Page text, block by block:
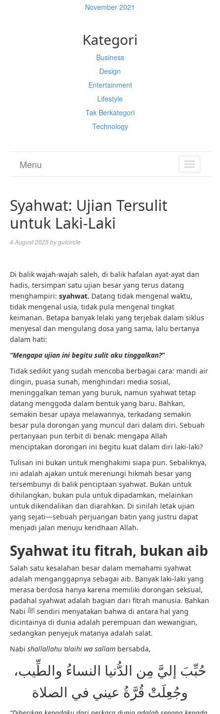
November 2021
Kategori
Business
Design
Entertainment
Lifestyle
Tak Berkategori
Technology
TOGGLE
Menu
Syahwat: Ujian Tersulit
untuk Laki-Laki
4 August 2025bygulcircle
Di balik wajah-wajah saleh, di balik hafalan ayat-ayat dan
hadis, tersimpan satu ujian besar yang terus datang
menghampiri: syahwat. Datang tidak mengenal waktu,
tidak mengenal usia, tidak pula mengenal tingkat
keimanan. Betapa banyak lelaki yang terjebak dalam siklus
menyesal dan mengulang dosa yang sama, lalu bertanya
dalam hati:
“Mengapa ujian ini begitu sulit aku tinggalkan?”
Tidak sedikit yang sudah mencoba berbagai cara: mandi air
dingin, puasa sunah, menghindari media sosial,
meninggalkan teman yang buruk, namun syahwat tetap
datang menggoda dalam bentuk yang baru. Bahkan,
semakin besar upaya melawannya, terkadang semakin
besar pula dorongan yang muncul dari dalam diri. Sebuah
pertanyaan pun terbit di benak: mengapa Allah
menciptakan dorongan ini begitu kuat dalam diri laki-laki?
Tulisan ini bukan untuk menghakimi siapa pun. Sebaliknya,
ini adalah ajakan untuk merenungi hikmah besar yang
tersembunyi di balik penciptaan syahwat. Bukan untuk
dihilangkan, bukan pula untuk dipadamkan, melainkan
untuk dikendalikan dan diarahkan. Di sinilah letak ujian
yang sejati—sebuah perjuangan batin yang justru dapat
menjadi jalan menuju keridhaan Allah.
Syahwat itu fitrah, bukan aib
Salah satu kesalahan besar dalam memahami syahwat
adalah menganggapnya sebagai aib. Banyak laki-laki yang
merasa berdosa hanya karena memiliki dorongan seksual,
padahal syahwat adalah bagian dari fitrah manusia. Bahkan
Nabi ﷺ sendiri menyatakan bahwa di antara hal yang
dicintainya di dunia adalah perempuan dan wewangian,
sedangkan penyejuk matanya adalah salat.
Nabi shallallahu ‘alaihi wa sallam bersabda,
حُبِّبَ إليَّ مِن الدُّنيا النساءُ والطِّيب،
وجُعِلَتْ قُرَّةُ عيني في الصلاة